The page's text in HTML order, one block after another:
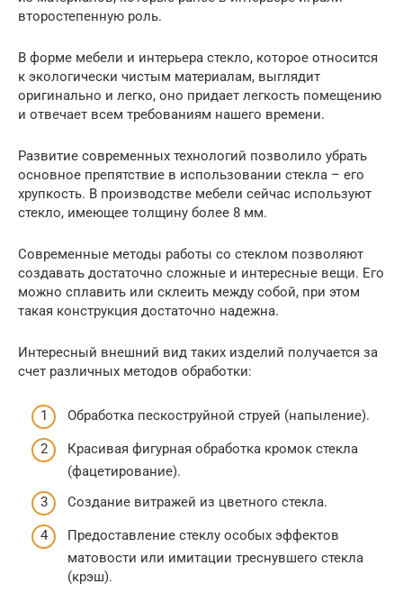
второстепенную роль.
В форме мебели и интерьера стекло, которое относится
к экологически чистым материалам, выглядит
оригинально и легко, оно придает легкость помещению
и отвечает всем требованиям нашего времени.
Развитие современных технологий позволило убрать
основное препятствие в использовании стекла – его
хрупкость. В производстве мебели сейчас используют
стекло, имеющее толщину более 8 мм.
Современные методы работы со стеклом позволяют
создавать достаточно сложные и интересные вещи. Его
можно сплавить или склеить между собой, при этом
такая конструкция достаточно надежна.
Интересный внешний вид таких изделий получается за
счет различных методов обработки:
Обработка пескоструйной струей (напыление).
Красивая фигурная обработка кромок стекла
(фацетирование).
Создание витражей из цветного стекла.
Предоставление стеклу особых эффектов
матовости или имитации треснувшего стекла
(крэш).